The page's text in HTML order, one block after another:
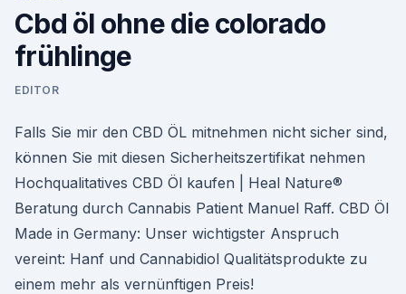
Cbd öl ohne die colorado
frühlinge
EDITOR
Falls Sie mir den CBD ÖL mitnehmen nicht sicher sind,
können Sie mit diesen Sicherheitszertifikat nehmen
Hochqualitatives CBD Öl kaufen | Heal Nature®
Beratung durch Cannabis Patient Manuel Raff. CBD Öl
Made in Germany: Unser wichtigster Anspruch
vereint: Hanf und Cannabidiol Qualitätsprodukte zu
einem mehr als vernünftigen Preis!